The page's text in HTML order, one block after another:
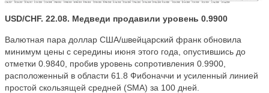
USD/CHF. 22.08. Медведи продавили уровень 0.9900
Валютная пара доллар США/швейцарский франк обновила
минимум цены с середины июня этого года, опустившись до
отметки 0.9840, пробив уровень сопротивления 0.9900,
расположенный в области 61.8 Фибоначчи и усиленный линией
простой скользящей средней (SMA) за 100 дней.